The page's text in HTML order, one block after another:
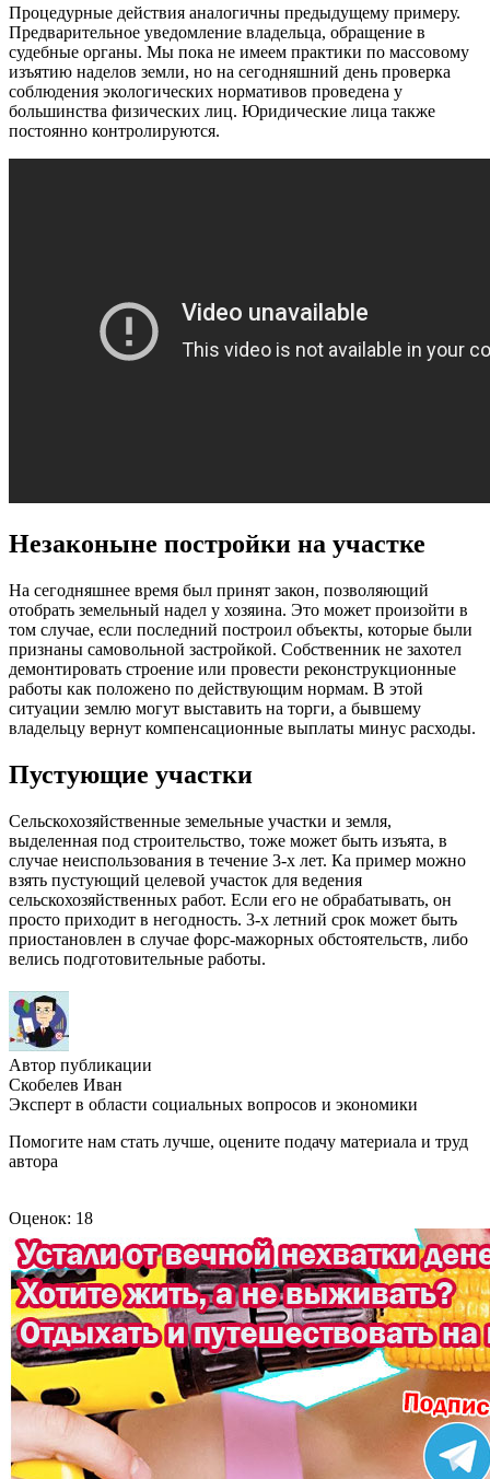
Процедурные действия аналогичны предыдущему примеру.
Предварительное уведомление владельца, обращение в
судебные органы. Мы пока не имеем практики по массовому
изъятию наделов земли, но на сегодняшний день проверка
соблюдения экологических нормативов проведена у
большинства физических лиц. Юридические лица также
постоянно контролируются.
Незаконыне постройки на участке
На сегодняшнее время был принят закон, позволяющий
отобрать земельный надел у хозяина. Это может произойти в
том случае, если последний построил объекты, которые были
признаны самовольной застройкой. Собственник не захотел
демонтировать строение или провести реконструкционные
работы как положено по действующим нормам. В этой
ситуации землю могут выставить на торги, а бывшему
владельцу вернут компенсационные выплаты минус расходы.
Пустующие участки
Сельскохозяйственные земельные участки и земля,
выделенная под строительство, тоже может быть изъята, в
случае неиспользования в течение 3-х лет. Ка пример можно
взять пустующий целевой участок для ведения
сельскохозяйственных работ. Если его не обрабатывать, он
просто приходит в негодность. 3-х летний срок может быть
приостановлен в случае форс-мажорных обстоятельств, либо
велись подготовительные работы.
Автор публикации
Скобелев Иван
Эксперт в области социальных вопросов и экономики
Помогите нам стать лучше, оцените подачу материала и труд
автора
Оценок: 18